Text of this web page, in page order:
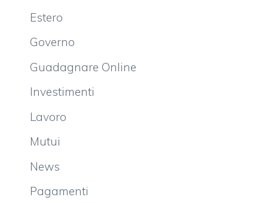
Estero
Governo
Guadagnare Online
Investimenti
Lavoro
Mutui
News
Pagamenti